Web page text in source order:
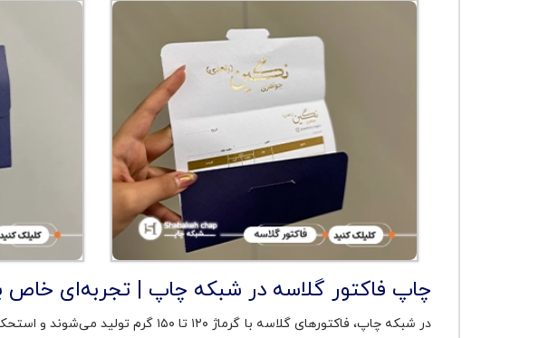
چاپ فاکتور گلاسه در شبکه چاپ | تجربه‌ای خاص